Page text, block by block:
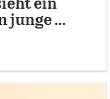
ein
junge …